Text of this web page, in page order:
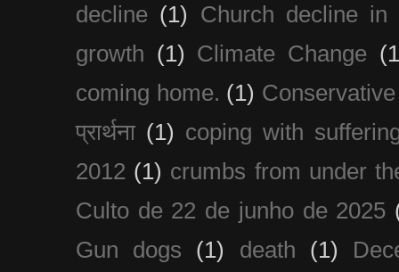
decline (1)
Church decline
growth (1) Climate Change
coming home. (1)
प्रार्थना (1) coping with
2012 (1) crumbs from under
Culto de 22 de junho de 2025
Gun dogs
(1) death (1)